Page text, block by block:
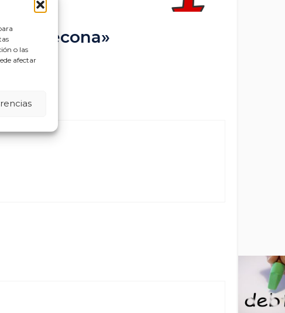
o las
afectar
Ulldecona»